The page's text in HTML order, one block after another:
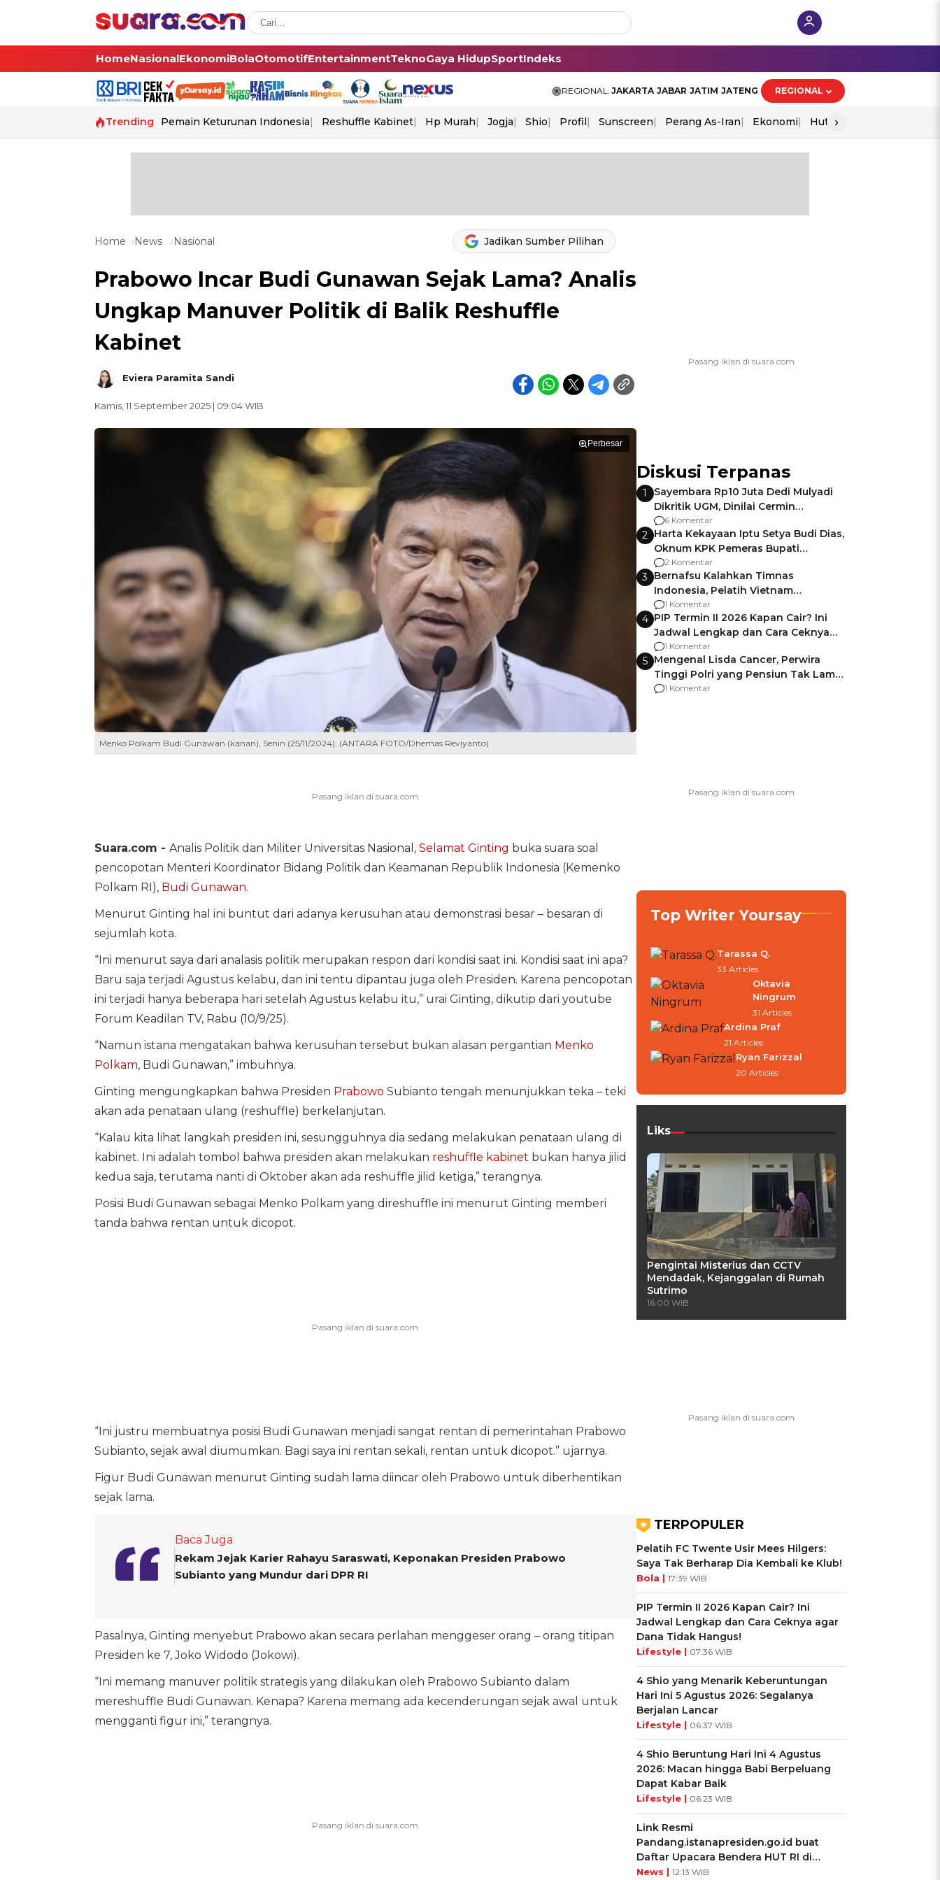
HomeNasionalEkonomiBolaOtomotifEntertainmentTeknoGaya HidupSportIndeks
REGIONAL: JAKARTA JABAR JATIM JATENG REGIONAL
Trending Pemain Keturunan Indonesia Reshuffle Kabinet Hp Murah Jogja Shio Profil Sunscreen Perang As-Iran Ekonomi Hut Ri
›
Home News Nasional Jadikan Sumber Pilihan
Prabowo Incar Budi Gunawan Sejak Lama? Analis
Ungkap Manuver Politik di Balik Reshuffle
Kabinet
Eviera Paramita Sandi
Kamis, 11 September 2025 | 09:04 WIB
Perbesar
Menko Polkam Budi Gunawan (kanan), Senin (25/11/2024). (ANTARA FOTO/Dhemas Reviyanto)
Suara.com - Analis Politik dan Militer Universitas Nasional, Selamat Ginting buka suara soal
pencopotan Menteri Koordinator Bidang Politik dan Keamanan Republik Indonesia (Kemenko
Polkam RI), Budi Gunawan.
Menurut Ginting hal ini buntut dari adanya kerusuhan atau demonstrasi besar – besaran di
sejumlah kota.
“Ini menurut saya dari analasis politik merupakan respon dari kondisi saat ini. Kondisi saat ini apa?
Baru saja terjadi Agustus kelabu, dan ini tentu dipantau juga oleh Presiden. Karena pencopotan
ini terjadi hanya beberapa hari setelah Agustus kelabu itu,” urai Ginting, dikutip dari youtube
Forum Keadilan TV, Rabu (10/9/25).
“Namun istana mengatakan bahwa kerusuhan tersebut bukan alasan pergantian Menko
Polkam, Budi Gunawan,” imbuhnya.
Ginting mengungkapkan bahwa Presiden Prabowo Subianto tengah menunjukkan teka – teki
akan ada penataan ulang (reshuffle) berkelanjutan.
“Kalau kita lihat langkah presiden ini, sesungguhnya dia sedang melakukan penataan ulang di
kabinet. Ini adalah tombol bahwa presiden akan melakukan reshuffle kabinet bukan hanya jilid
kedua saja, terutama nanti di Oktober akan ada reshuffle jilid ketiga,” terangnya.
Posisi Budi Gunawan sebagai Menko Polkam yang direshuffle ini menurut Ginting memberi
tanda bahwa rentan untuk dicopot.
“Ini justru membuatnya posisi Budi Gunawan menjadi sangat rentan di pemerintahan Prabowo
Subianto, sejak awal diumumkan. Bagi saya ini rentan sekali, rentan untuk dicopot.” ujarnya.
Figur Budi Gunawan menurut Ginting sudah lama diincar oleh Prabowo untuk diberhentikan
sejak lama.
Baca Juga
Rekam Jejak Karier Rahayu Saraswati, Keponakan Presiden Prabowo
Subianto yang Mundur dari DPR RI
Pasalnya, Ginting menyebut Prabowo akan secara perlahan menggeser orang – orang titipan
Presiden ke 7, Joko Widodo (Jokowi).
“Ini memang manuver politik strategis yang dilakukan oleh Prabowo Subianto dalam
mereshuffle Budi Gunawan. Kenapa? Karena memang ada kecenderungan sejak awal untuk
mengganti figur ini,” terangnya.
Diskusi Terpanas
1
Sayembara Rp10 Juta Dedi Mulyadi
Dikritik UGM, Dinilai Cermin
Gagalnya Negara Jamin Keamanan
6 Komentar
2 Harta Kekayaan Iptu Setya Budi Dias,
Oknum KPK Pemeras Bupati
Pemalang
2 Komentar
3 Bernafsu Kalahkan Timnas
Indonesia, Pelatih Vietnam
Berencana Pakai Jimat di Pakansari
1 Komentar
4 PIP Termin II 2026 Kapan Cair? Ini
Jadwal Lengkap dan Cara Ceknya
agar Dana Tidak Hangus!
1 Komentar
5 Mengenal Lisda Cancer, Perwira
Tinggi Polri yang Pensiun Tak Lama
Usai Jadi Brigjen
1 Komentar
Top Writer Yoursay
Tarassa Q.
33 Articles
Oktavia
Ningrum
31 Articles
Ardina Praf
21 Articles
Ryan Farizzal
20 Articles
Liks
Pengintai Misterius dan CCTV
Mendadak, Kejanggalan di Rumah
Sutrimo
16:00 WIB
TERPOPULER
Pelatih FC Twente Usir Mees Hilgers:
Saya Tak Berharap Dia Kembali ke Klub!
Bola | 17:39 WIB
PIP Termin II 2026 Kapan Cair? Ini
Jadwal Lengkap dan Cara Ceknya agar
Dana Tidak Hangus!
Lifestyle | 07:36 WIB
4 Shio yang Menarik Keberuntungan
Hari Ini 5 Agustus 2026: Segalanya
Berjalan Lancar
Lifestyle | 06:37 WIB
4 Shio Beruntung Hari Ini 4 Agustus
2026: Macan hingga Babi Berpeluang
Dapat Kabar Baik
Lifestyle | 06:23 WIB
Link Resmi
Pandang.istanapresiden.go.id buat
Daftar Upacara Bendera HUT RI di
Istana Negara
News | 12:13 WIB